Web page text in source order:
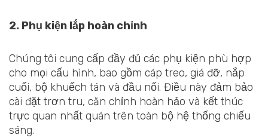
2. Phụ kiện lắp hoàn chỉnh
Chúng tôi cung cấp đầy đủ các phụ kiện phù hợp
cho mọi cấu hình, bao gồm cáp treo, giá đỡ, nắp
cuối, bộ khuếch tán và đầu nối. Điều này đảm bảo
cài đặt trơn tru, căn chỉnh hoàn hảo và kết thúc
trực quan nhất quán trên toàn bộ hệ thống chiếu
sáng.